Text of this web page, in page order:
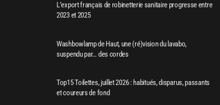
L’export français de robinetterie sanitaire progresse entre
2023 et 2025
Washbowlamp de Haut, une (ré)vision du lavabo,
suspendu par… des cordes
Top15 Toilettes, juillet 2026 : habitués, disparus, passants
et coureurs de fond